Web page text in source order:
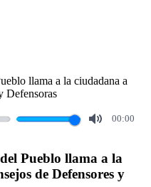
00:00
Pueblo llama a la
de Defensores y